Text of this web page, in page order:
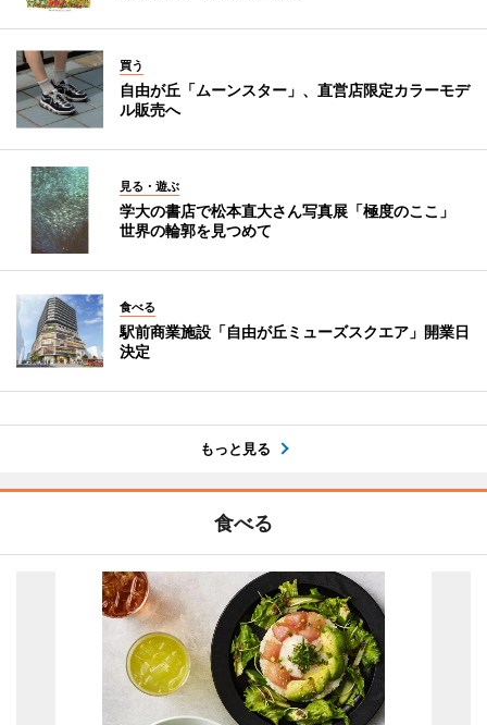
買う
自由が丘「ムーンスター」、直営店限定カラーモデ
ル販売へ
見る・遊ぶ
学大の書店で松本直大さん写真展「極度のここ」
世界の輪郭を見つめて
食べる
駅前商業施設「自由が丘ミューズスクエア」開業日
決定
もっと見る
食べる